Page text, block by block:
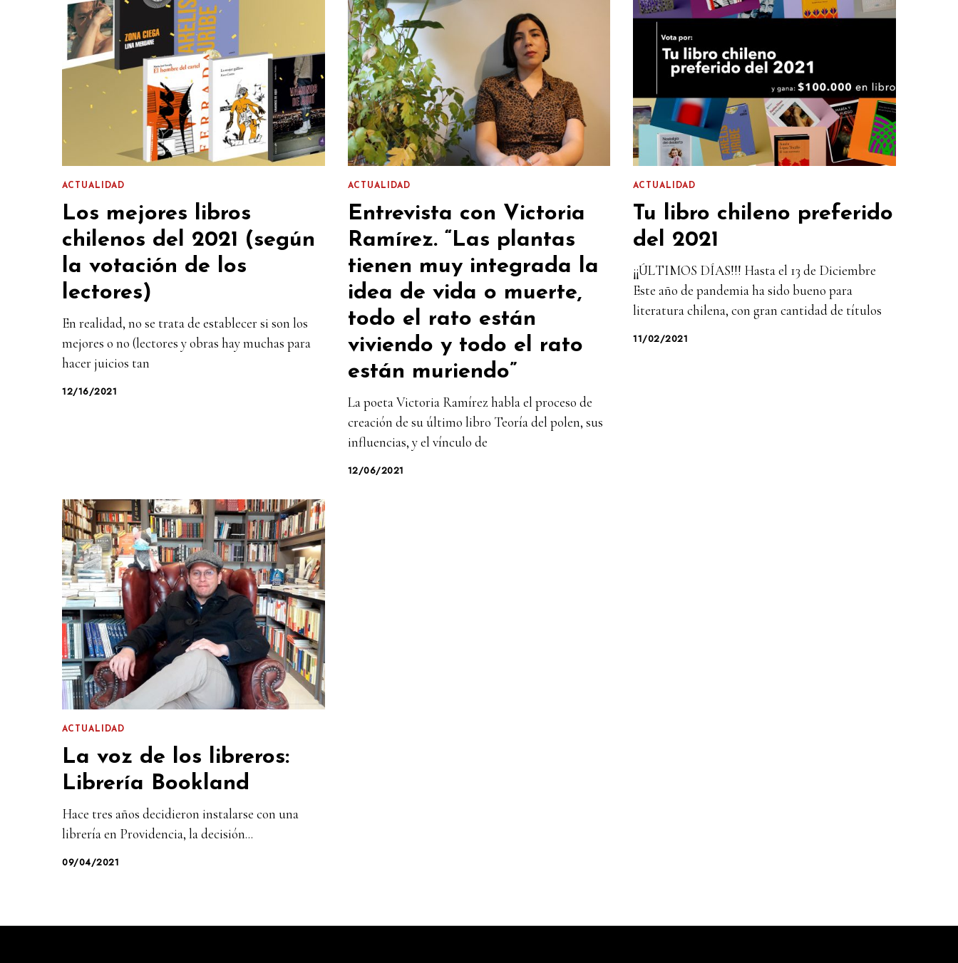
ACTUALIDAD
Los mejores libros
chilenos del 2021 (según
la votación de los
lectores)
En realidad, no se trata de establecer si son los
mejores o no (lectores y obras hay muchas para
hacer juicios tan
12/16/2021
ACTUALIDAD
Entrevista con Victoria
Ramírez. “Las plantas
tienen muy integrada la
idea de vida o muerte,
todo el rato están
viviendo y todo el rato
están muriendo”
La poeta Victoria Ramírez habla el proceso de
creación de su último libro Teoría del polen, sus
influencias, y el vínculo de
12/06/2021
ACTUALIDAD
Tu libro chileno preferido
del 2021
¡¡ÚLTIMOS DÍAS!!! Hasta el 13 de Diciembre
Este año de pandemia ha sido bueno para
literatura chilena, con gran cantidad de títulos
11/02/2021
ACTUALIDAD
La voz de los libreros:
Librería Bookland
Hace tres años decidieron instalarse con una
librería en Providencia, la decisión...
09/04/2021